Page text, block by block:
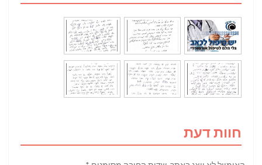
חוות דעת